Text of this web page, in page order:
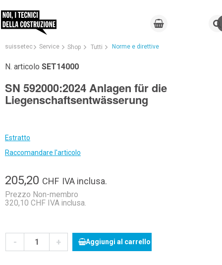
suissetec Service Shop Tutti Norme e direttive
N. articolo SET14000
SN 592000:2024 Anlagen für die
Liegenschaftsentwässerung
Estratto
Raccomandare l'articolo
205,20 CHF IVA inclusa.
Prezzo Non-membro
320,10 CHF IVA inclusa.
- + Aggiungi al carrello